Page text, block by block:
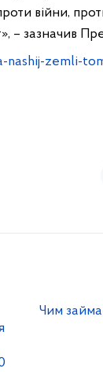
війни,
– зазначив
zemli-
Чим